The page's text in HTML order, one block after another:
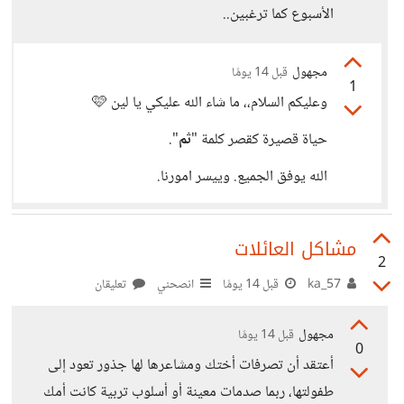
الأسبوع كما ترغبين..
1
مجهول قبل 14 يومًا
وعليكم السلام،، ما شاء الله عليكي يا لين 🩷
حياة قصيرة كقصر كلمة "ثم".
الله يوفق الجميع. وييسر امورنا.
2 مشاكل العائلات
قبل 14 يومًا انصحني تعليقان
0
مجهول قبل 14 يومًا
أعتقد أن تصرفات أختك ومشاعرها لها جذور تعود إلى
طفولتها، ربما صدمات معينة أو أسلوب تربية كانت أمك